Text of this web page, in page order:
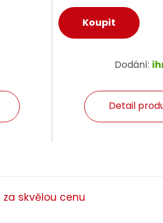
Dodání:
Detail
skvělou cenu